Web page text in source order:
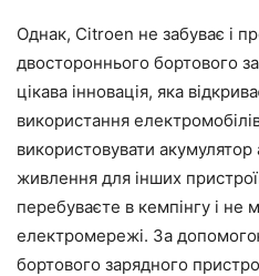
Однак, Citroen не забуває і
двостороннього бортового
цікава інновація, яка
використання
використовувати
живлення для інших
перебуваєте в кемпінгу і не
електромережі. За
бортового зарядного